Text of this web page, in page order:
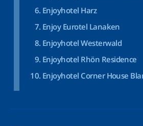
Enjoyhotel Harz
Enjoy Eurotel Lanaken
Enjoyhotel Westerwald
Enjoyhotel Rhön Residence
Enjoyhotel Corner House